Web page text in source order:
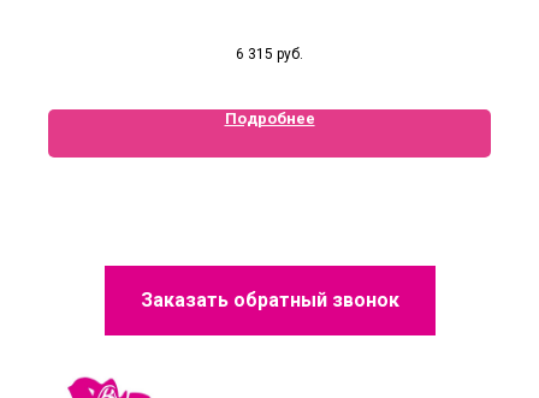
6 315 руб.
Подробнее
Заказать обратный звонок